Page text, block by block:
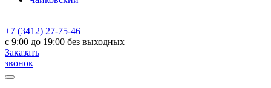
+7 (3412) 27-75-46
c 9:00 до 19:00 без выходных
Заказать
звонок